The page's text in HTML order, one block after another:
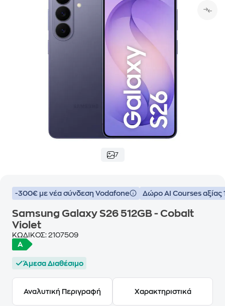
7
-300€ με νέα σύνδεση Vodafone Δώρο ΑΙ Courses αξίας
Samsung Galaxy S26 512GB - Cobalt
Violet
ΚΩΔΙΚΟΣ: 2107509
Άμεσα Διαθέσιμο
Αναλυτική Περιγραφή Χαρακτηριστικά